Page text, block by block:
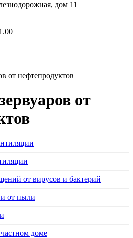
дом 11
от нефтепродуктов
от
от вирусов и бактерий
от пыли
доме